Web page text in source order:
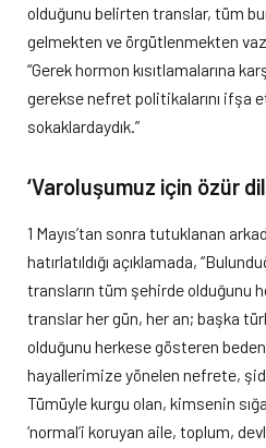
olduğunu belirten translar, tüm
gelmekten ve örgütlenmekten
“Gerek hormon kısıtlamalarına
gerekse nefret politikalarını ifşa
sokaklardaydık.”
‘Varoluşumuz için özür
1 Mayıs’tan sonra tutuklanan
hatırlatıldığı açıklamada,
transların tüm şehirde olduğunu
translar her gün, her an; başka
olduğunu herkese gösteren
hayallerimize yönelen nefrete,
Tümüyle kurgu olan, kimsenin
‘normal’i koruyan aile, toplum,